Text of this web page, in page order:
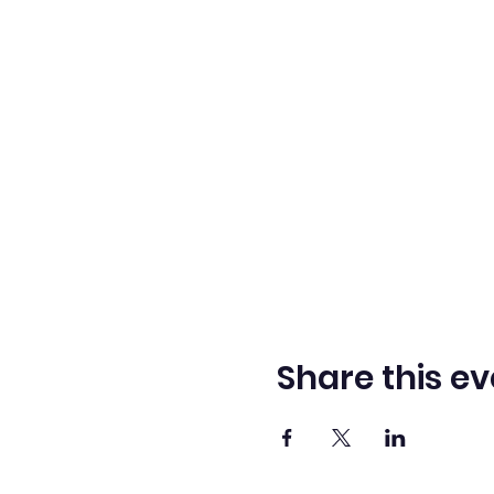
Share this